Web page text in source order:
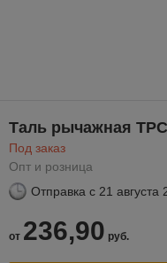
Таль рычажная
Под заказ
Опт и розница
Отправка с 21 августа
от 236,90 руб.